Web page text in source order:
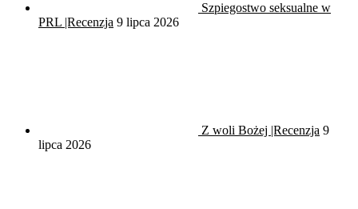
Szpiegostwo seksualne w
PRL |Recenzja 9 lipca 2026
Z woli Bożej |Recenzja 9
lipca 2026